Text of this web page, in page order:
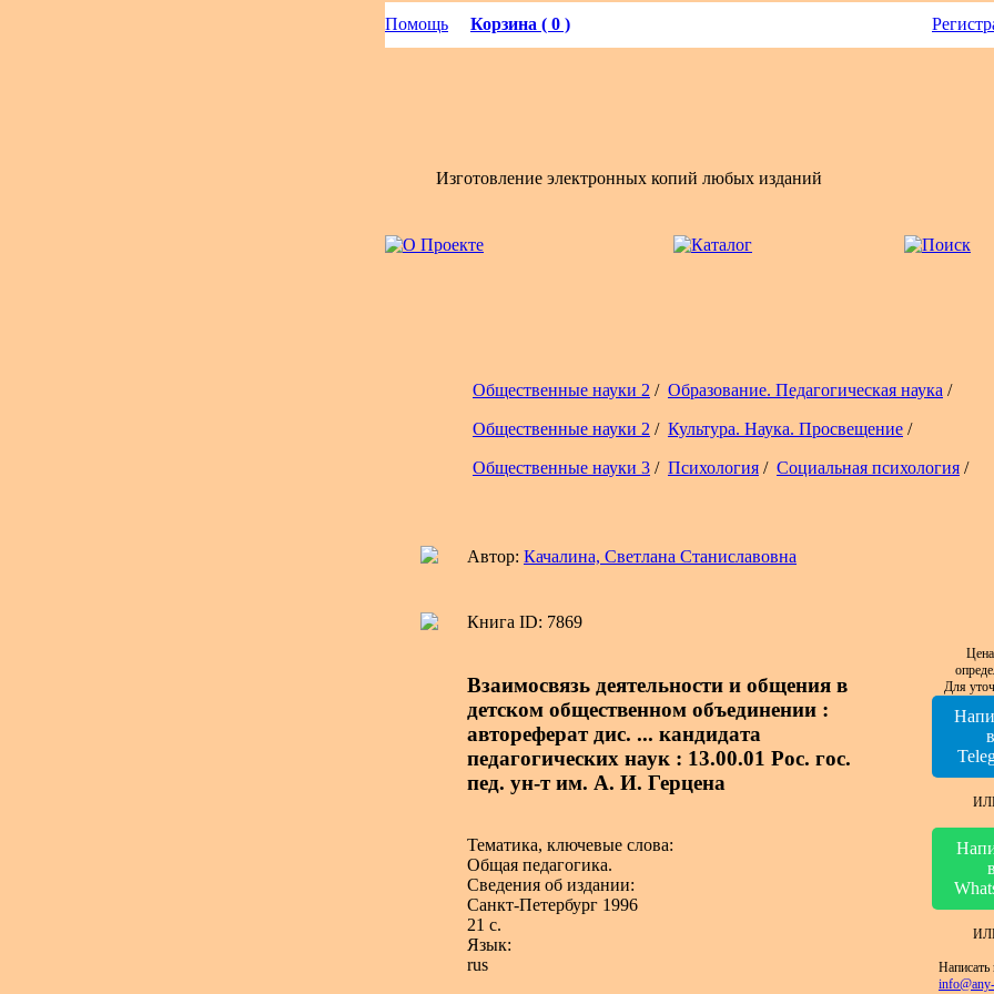
Помощь Корзина ( 0 )
Изготовление электронных копий любых изданий
Общественные науки 2 / Образование. Педагогическая наука /
Общественные науки 2 / Культура. Наука. Просвещение /
Общественные науки 3 / Психология / Социальная психология /
Автор: Качалина, Светлана Станиславовна
Книга ID: 7869
Взаимосвязь деятельности и общения в
детском общественном объединении :
автореферат дис. ... кандидата
педагогических наук : 13.00.01 Рос. гос.
пед. ун-т им. А. И. Герцена
Тематика, ключевые слова:
Общая педагогика.
Сведения об издании:
Санкт-Петербург 1996
21 с.
Язык:
rus
Для
в
в
Написать